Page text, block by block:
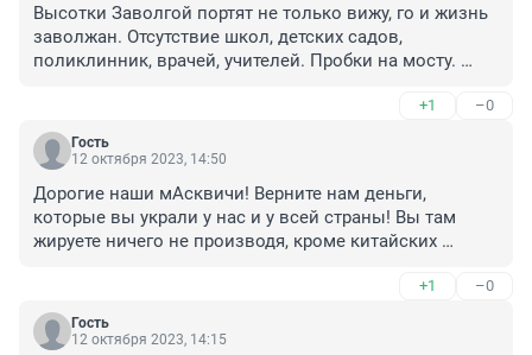
Высотки Заволгой портят не только вижу, го и жизнь
заволжан. Отсутствие школ, детских садов,
поликлинник, врачей, учителей. Пробки на мосту.
инфраструктуры и привлекательной вида города!
+1 –0
Гость
12 октября 2023, 14:50
Дорогие наши мАсквичи! Верните нам деньги,
которые вы украли у нас и у всей страны! Вы там
жируете ничего не производя, кроме китайских
дабы у вас не воняло -отправляете мусор подальше
(К НАМ)! Так вот вашим мусором у нас и воняет!!!
+1 –0
Гость
12 октября 2023, 14:15